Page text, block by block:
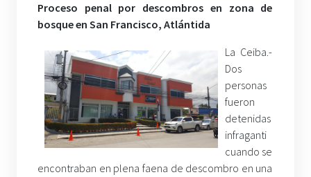
Proceso penal por descombros en zona de
bosque en San Francisco, Atlántida
La Ceiba.-
Dos
personas
fueron
detenidas
infraganti
cuando se
encontraban en plena faena de descombro en una